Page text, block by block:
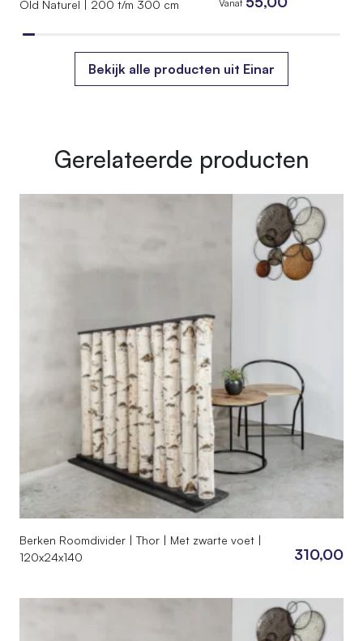
010.HH.08.200
EAN
7442954978968
Gewicht
Old Naturel | 200 t/m 300 cm
Vanaf
Bekijk alle producten uit Einar
Gerelateerde producten
Berken Roomdivider | Thor | Met zwarte voet |
120x24x140
310,00